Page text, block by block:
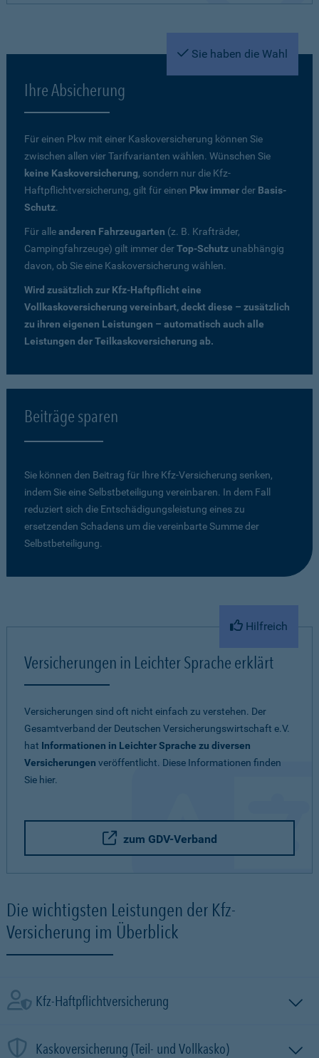
Sie haben die Wahl
Ihre Absicherung
Für einen Pkw mit einer Kaskoversicherung können Sie
zwischen allen vier Tarifvarianten wählen. Wünschen Sie
keine Kaskoversicherung, sondern nur die Kfz-
Haftpflichtversicherung, gilt für einen Pkw immerder Basis-
Schutz.
Für alleanderen Fahrzeugarten (z. B. Krafträder,
Campingfahrzeuge) gilt immer derTop-Schutz unabhängig
davon, ob Sie eine Kaskoversicherung wählen.
Wird zusätzlich zur Kfz-Haftpflicht eine
Vollkaskoversicherung vereinbart, deckt diese – zusätzlich
zu ihren eigenen Leistungen – automatisch auch alle
Leistungen der Teilkaskoversicherung ab.
Beiträge sparen
Sie können den Beitrag für Ihre Kfz-Versicherung senken,
indem Sie eine Selbstbeteiligung vereinbaren. In dem Fall
reduziert sich die Entschädigungsleistung eines zu
ersetzenden Schadens um die vereinbarte Summe der
Selbstbeteiligung.
Hilfreich
Versicherungen in Leichter Sprache erklärt
Versicherungen sind oft nicht einfach zu verstehen. Der
Gesamtverband der Deutschen Versicherungswirtschaft e.V.
hat Informationen in Leichter Sprache zu diversen
Versicherungen veröffentlicht. Diese Informationen finden
Sie hier.
zum GDV-Verband
Die wichtigsten Leistungen der Kfz-
Versicherung im Überblick
Kfz-Haftpflichtversicherung
Kaskoversicherung (Teil- und Vollkasko)